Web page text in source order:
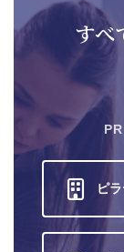
すべ
ピ